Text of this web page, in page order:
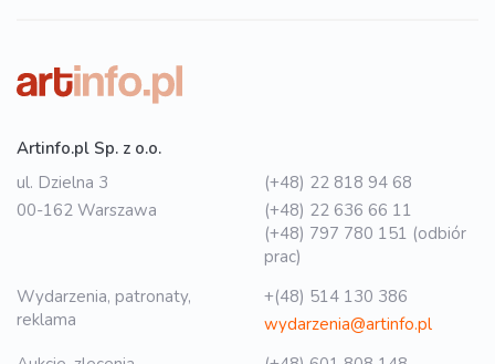
Artinfo.pl Sp. z o.o.
ul. Dzielna 3
00-162 Warszawa
(+48) 22 818 94 68
(+48) 22 636 66 11
(+48) 797 780 151 (odbiór
prac)
Wydarzenia, patronaty,
reklama
+(48) 514 130 386
wydarzenia@artinfo.pl